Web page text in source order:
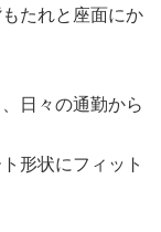
たれと座面にか
日々の通勤から
形状にフィット